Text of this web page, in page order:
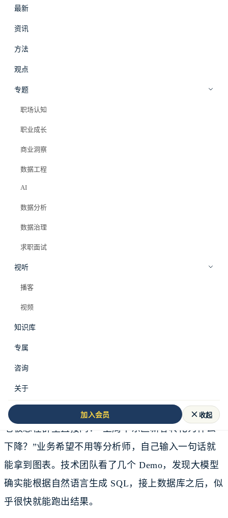
最新
资讯
方法
观点
专题
职场认知
职业成长
商业洞察
数据工程
AI
数据分析
数据治理
求职面试
视听
播客
视频
知识库
专属
咨询
关于
加入会员 收起
AI ·方法
别让 AI 直接查库：企业问数 Agent
上线前必须补的 5 个底座
Elazer (石头)
2026年5月25日
#ai agent #自然语言问数
PRO 会员专属
这半年，很多数据团队都会遇到一个问题：能不能做
老板想在群里直接问：“上周华东区新客转化为什么
下降？”业务希望不用等分析师，自己输入一句话就
能拿到图表。技术团队看了几个 Demo，发现大模型
确实能根据自然语言生成 SQL，接上数据库之后，似
乎很快就能跑出结果。